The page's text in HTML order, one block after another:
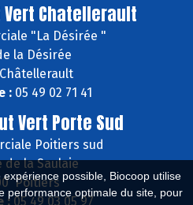
possible, Biocoop utilise
performance optimale du site, pour
Vert Chatellerault
"La Désirée "
la Désirée
:05 49 02 71 41
Vert Porte Sud
Poitiers sud
de la Saulaie
Poitiers
:05 49 03 05 97